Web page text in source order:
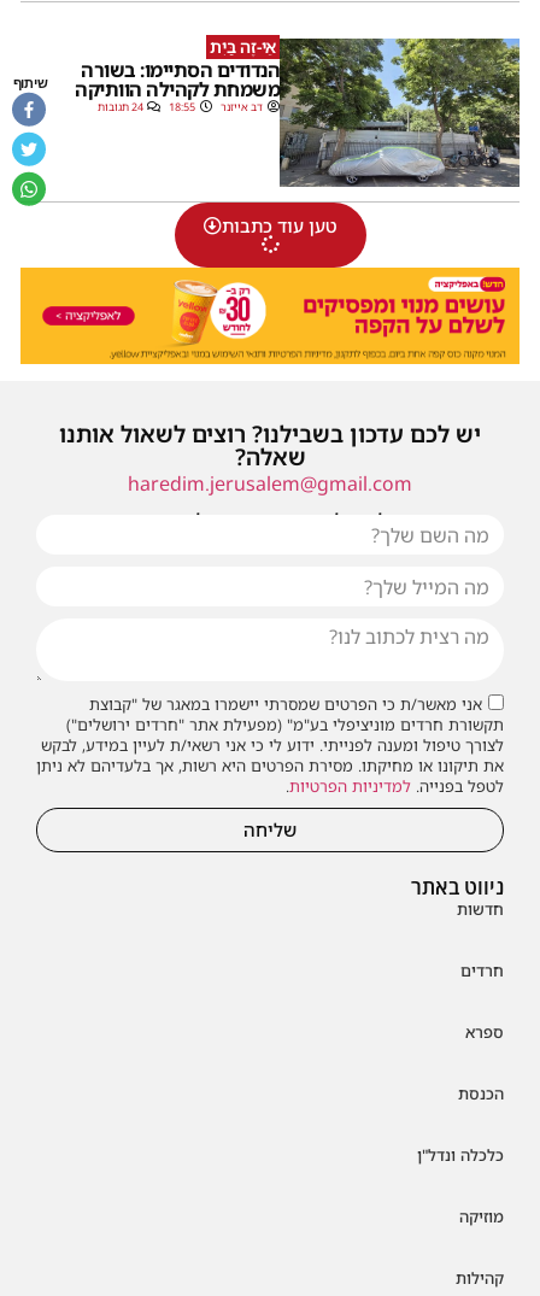
אֵי-זֶה בַּיִת
הנדודים הסתיימו: בשורה
משמחת לקהילה הוותיקה
דב אייזנר 18:55 24 תגובות
טען עוד כתבות
ניווט באתר
חדשות
חרדים
ספרא
הכנסת
כלכלה ונדל"ן
מוזיקה
קהילות
יש לכם עדכון בשבילנו? רוצים לשאול אותנו
שאלה?
haredim.jerusalem@gmail.com
או שילחו אלינו פנייה ונחזור אליכם בהקדם
אני מאשר/ת כי הפרטים שמסרתי יישמרו במאגר של "קבוצת
תקשורת חרדים מוניציפלי בע"מ" (מפעילת אתר "חרדים ירושלים")
לצורך טיפול ומענה לפנייתי. ידוע לי כי אני רשאי/ת לעיין במידע, לבקש
את תיקונו או מחיקתו. מסירת הפרטים היא רשות, אך בלעדיהם לא ניתן
לטפל בפנייה. למדיניות הפרטיות.
שליחה
שיתוף